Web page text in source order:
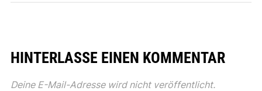
HINTERLASSE EINEN KOMMENTAR
Deine E-Mail-Adresse wird nicht veröffentlicht.